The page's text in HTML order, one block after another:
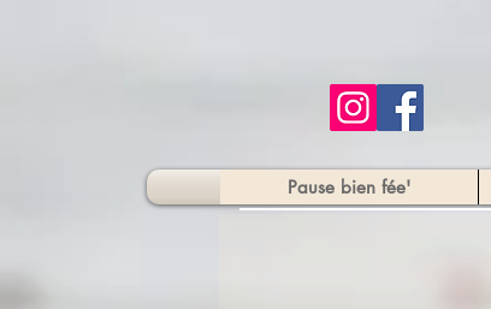
Pause bien fée'